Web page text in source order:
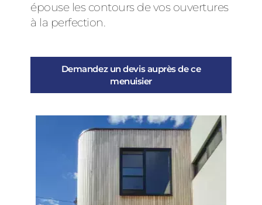
épouse les contours de vos ouvertures
à la perfection.
Demandez un devis auprès de ce
menuisier